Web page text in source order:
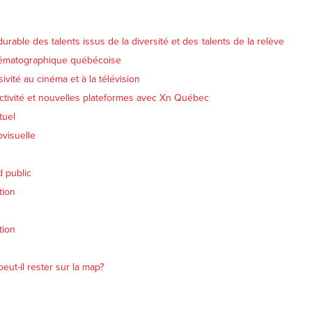
des talents issus de la diversité et des talents de la relève
québécoise
au cinéma et à la télévision
et nouvelles plateformes avec Xn Québec
public
il rester sur la map?